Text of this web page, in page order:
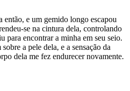
então, e um gemido longo escapou
se na cintura dela, controlando
para encontrar a minha em seu seio.
a pele dela, e a sensação da
dela me fez endurecer novamente.